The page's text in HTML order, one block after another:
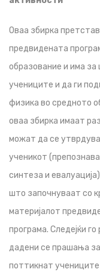
Оваа збирка
предвидената
образование и има
учениците и да ги
физика во средното
оваа збирка имаат
можат да се
ученикот
синтеза и
што започнуваат со
материјалот
програма. Следејќи
дадени се прашања
поттикнат